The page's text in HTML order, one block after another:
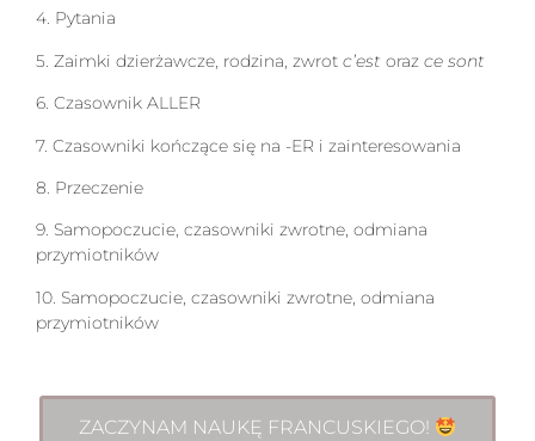
4. Pytania
5. Zaimki dzierżawcze, rodzina, zwrot c’est oraz ce sont
6. Czasownik ALLER
7. Czasowniki kończące się na -ER i zainteresowania
8. Przeczenie
9. Samopoczucie, czasowniki zwrotne, odmiana
przymiotników
10. Samopoczucie, czasowniki zwrotne, odmiana
przymiotników
ZACZYNAM NAUKĘ FRANCUSKIEGO!